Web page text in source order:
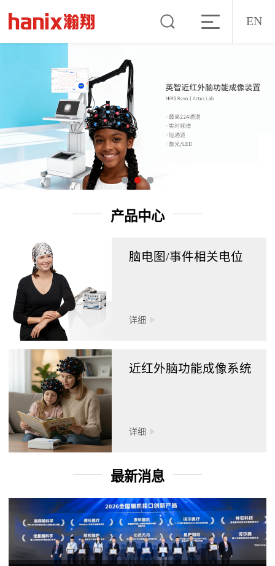
EN
产品中心
脑电图/事件相关电位
详细
近红外脑功能成像系统
详细
最新消息